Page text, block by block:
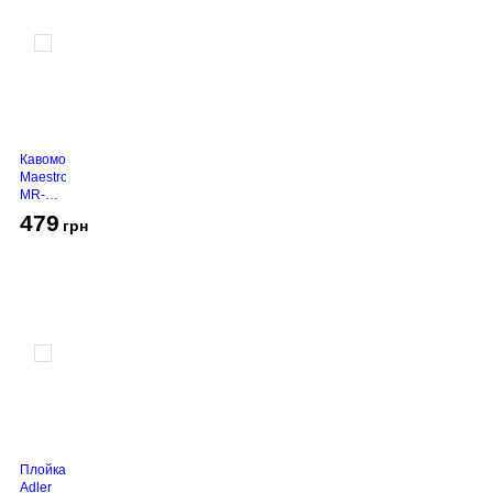
Кавомолка
Maestro
MR-
450
Grey
479 грн
Плойка
Adler